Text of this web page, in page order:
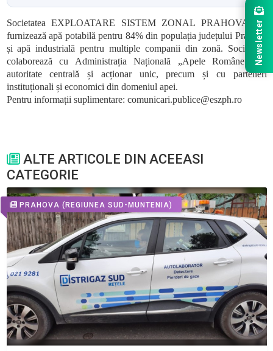
Societatea EXPLOATARE SISTEM ZONAL PRAHOVA SA
furnizează apă potabilă pentru 84% din populația județului Prahova
și apă industrială pentru multiple companii din zonă. Societatea
colaborează cu Administrația Națională „Apele Române”, ca
autoritate centrală și acționar unic, precum și cu parteneri
instituționali și economici din domeniul apei.
Pentru informații suplimentare: comunicari.publice@eszph.ro
ALTE ARTICOLE DIN ACEEASI
CATEGORIE
PRAHOVA (REGIUNEA SUD-MUNTENIA)
Newsletter